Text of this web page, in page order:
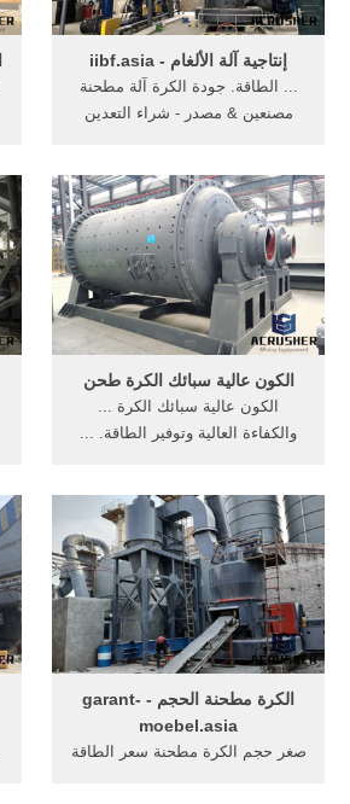
إنتاجية آلة الألغام - iibf.asia
... الطاقة. جودة الكرة آلة مطحنة
مصنعين & مصدر - شراء التعدين
الكون عالية سبائك الكرة طحن
الكون عالية سبائك الكرة ...
والكفاءة العالية وتوفير الطاقة. ...
الكرة مطحنة الحجم - garant-
moebel.asia
صغر حجم الكرة مطحنة سعر الطاقة